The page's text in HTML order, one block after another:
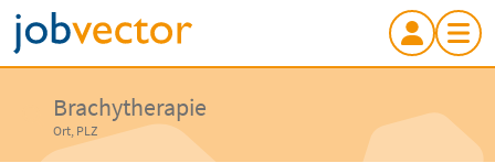
Brachytherapie
Ort, PLZ